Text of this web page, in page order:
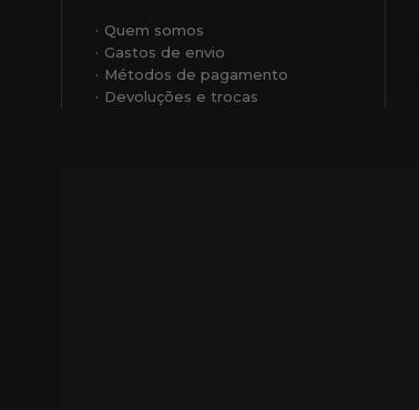
Quem somos
Gastos de envio
Métodos de pagamento
Devoluções e trocas